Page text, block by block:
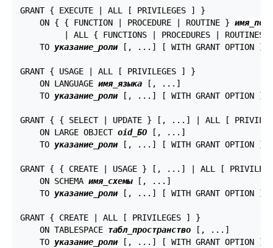
GRANT { EXECUTE | ALL [ PRIVILEGES ] }
    ON { { FUNCTION | PROCEDURE | ROUTINE }
| ALL { FUNCTIONS | PROCEDURES | ROUTINES
    TO
указание_роли [, ...] [ WITH GRANT OPTION ]
GRANT { USAGE | ALL [ PRIVILEGES ] }
    ON LANGUAGE
имя_языка [, ...]
    TO
указание_роли [, ...] [ WITH GRANT OPTION ]
GRANT { { SELECT | UPDATE } [, ...] | ALL [
    ON LARGE OBJECT
oid_БО [, ...]
    TO
указание_роли [, ...] [ WITH GRANT OPTION ]
GRANT { { CREATE | USAGE } [, ...] | ALL [
    ON SCHEMA
имя_схемы [, ...]
    TO
указание_роли [, ...] [ WITH GRANT OPTION ]
GRANT { CREATE | ALL [ PRIVILEGES ] }
    ON TABLESPACE
табл_пространство [, ...]
    TO
указание_роли [, ...] [ WITH GRANT OPTION ]